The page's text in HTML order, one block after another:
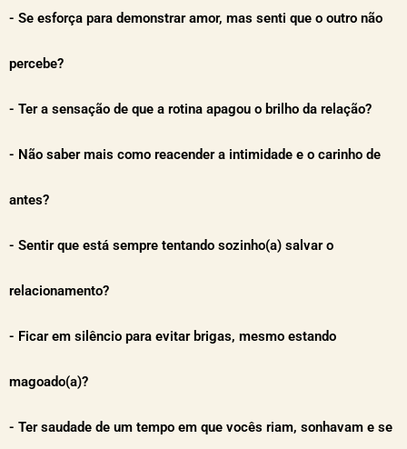
- Se esforça para demonstrar amor, mas senti que o outro não
percebe?
- Ter a sensação de que a rotina apagou o brilho da relação?
- Não saber mais como reacender a intimidade e o carinho de
antes?
- Sentir que está sempre tentando sozinho(a) salvar o
relacionamento?
- Ficar em silêncio para evitar brigas, mesmo estando
magoado(a)?
- Ter saudade de um tempo em que vocês riam, sonhavam e se